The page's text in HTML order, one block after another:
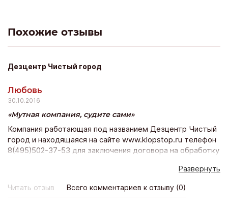
неделю хозяин классной раритетной машины. Спасибо!
Похожие отзывы
Дезцентр Чистый город
Любовь
30.10.2016
Мутная компания, судите сами
Компания работающая под названием Дезцентр Чистый
город и находящаяся на сайте www.klopstop.ru телефон
8(495)502-37-53 для заключения договора на обработку
Александровна, что противоречит логики, при этом ИП
по виду деятельности не может предоставлять данные
услуги, молодой человек который отвечает на телефоне
Развернуть
Читать отзыв Всего комментариев к отзыву (0)